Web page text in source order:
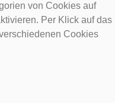
von Cookies auf
Per Klick auf das
Cookies